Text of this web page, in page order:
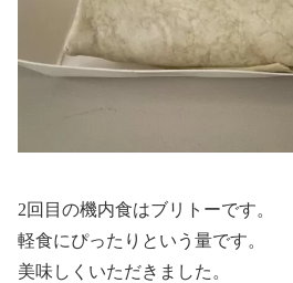
2回目の機内食はブリトーです。
軽食にぴったりという量です。
美味しくいただきました。